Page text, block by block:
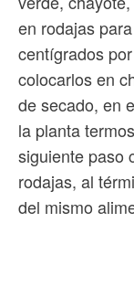
en rodajas
centígrados
colocarlos en
de secado, en
la planta
siguiente paso
rodajas, al
del mismo